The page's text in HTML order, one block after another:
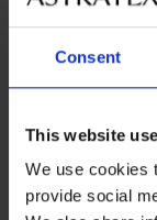
Consent
This website
We use cookies
provide social
Abeba
II
Gold
Lurex